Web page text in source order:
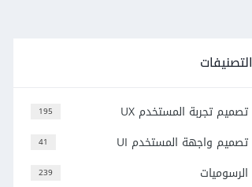
التصنيفات
195 تصميم تجربة المستخدم UX
41 تصميم واجهة المستخدم UI
239 الرسوميات